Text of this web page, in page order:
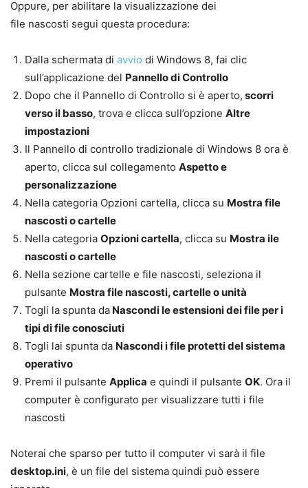
Oppure, per abilitare la visualizzazione dei
file nascosti segui questa procedura:
Dalla schermata di avvio di Windows 8, fai clic
sull’applicazione del Pannello di Controllo
Dopo che il Pannello di Controllo si è aperto, scorri
verso il basso, trova e clicca sull’opzione Altre
impostazioni
Il Pannello di controllo tradizionale di Windows 8 ora è
aperto, clicca sul collegamento Aspetto e
personalizzazione
Nella categoria Opzioni cartella, clicca su Mostra file
nascosti o cartelle
Nella categoria Opzioni cartella, clicca su Mostra ile
nascosti o cartelle
Nella sezione cartelle e file nascosti, seleziona il
pulsante Mostra file nascosti, cartelle o unità
Togli la spunta da Nascondi le estensioni dei file per i
tipi di file conosciuti
Togli lai spunta da Nascondi i file protetti del sistema
operativo
Premi il pulsante Applica e quindi il pulsante OK. Ora il
computer è configurato per visualizzare tutti i file
nascosti
Noterai che sparso per tutto il computer vi sarà il file
desktop.ini, è un file del sistema quindi può essere